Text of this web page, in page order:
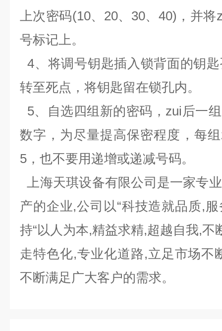
上次密码(10、 20、 30、 40) ，并
号标记上。
4、将调号钥匙插入锁背面的钥
转至死点，将钥匙留在锁孔内。
5、自选四组新的密码，zui后一
数字，为尽量提高保密程度，每
5 ，也不要用递增或递减号码。
上海天琪设备有限公司是一家专
产的企业,公司以“科技造就品质,
持“以人为本,精益求精,超越自我,不
走特色化,专业化道路,立足市场不
不断满足广大客户的需求。